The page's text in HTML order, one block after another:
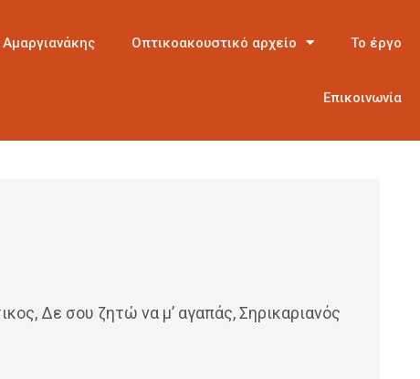
Οπτικοακουστικό αρχείο Το έργο
Επικοινωνία
Δε σου ζητώ να μ’ αγαπάς, Σηρικαριανός